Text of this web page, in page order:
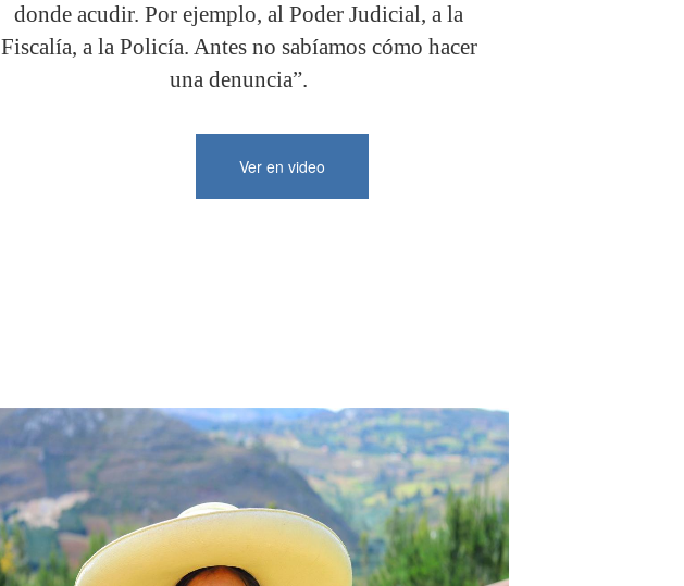
donde acudir. Por ejemplo, al Poder Judicial, a la
Fiscalía, a la Policía. Antes no sabíamos cómo hacer
una denuncia”.
Ver en video